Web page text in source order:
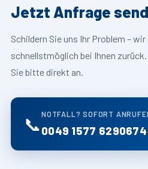
Jetzt Anfrage
Schildern Sie uns Ihr Problem – wir
schnellstmöglich bei Ihnen
Sie bitte direkt an.
📞 NOTFALL? SOFORT
0049 1577 6290674